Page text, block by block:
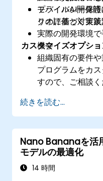
モバイルAI開発
クの評価と対策
プライバシー保
リオに基づく実
実際の開発環境
機会
カスタマイズオプシ
組織固有の要件
プログラムをカ
すので、ご相談く
続きを読む...
Nano Bananaを活
モデルの最適化
14 時間